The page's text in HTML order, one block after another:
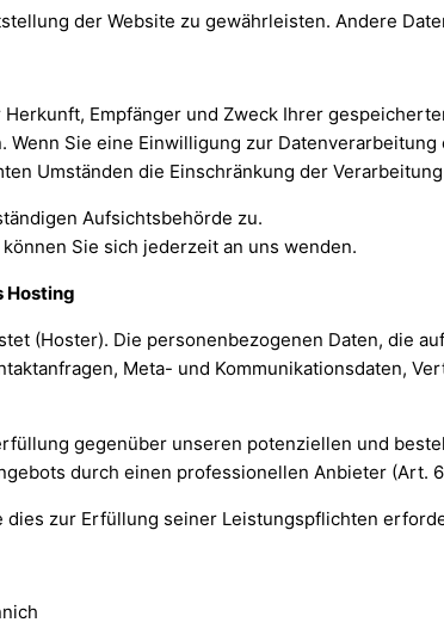
der Website zu gewährleisten. Andere
Empfänger und Zweck Ihrer
Sie eine Einwilligung zur
Umständen die Einschränkung der
Aufsichtsbehörde zu.
Sie sich jederzeit an uns wenden.
Hosting
(Hoster). Die personenbezogenen Daten, die
Meta- und Kommunikationsdaten,
gegenüber unseren potenziellen und
durch einen professionellen Anbieter (Art. 6
zur Erfüllung seiner Leistungspflichten